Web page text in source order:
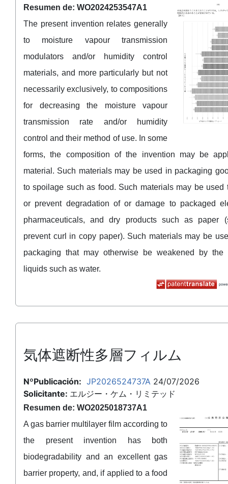
Resumen de: WO2024253547A1
The present invention relates generally
to moisture vapour transmission
modulators and/or humidity control
materials, and more particularly but not
necessarily exclusively, to compositions
for decreasing the moisture vapour
transmission rate and/or humidity
control and their method of use. In some
forms, the composition of the invention may be
material. Such materials may be used in packaging
to spoilage such as food. Such materials may be used
or prevent degradation of or damage to packaged
pharmaceuticals, and dry products such as paper
prevent curl in copy paper). Such materials may be
packaging that may otherwise be weakened by the
liquids such as water.
気体遮断性多層フィルム
NºPublicación: JP2026524737A 24/07/2026
Solicitante: エルジー・ケム・リミテッド
Resumen de: WO2025018737A1
A gas barrier multilayer film according to
the present invention has both
biodegradability and an excellent gas
barrier property, and, if applied to a food